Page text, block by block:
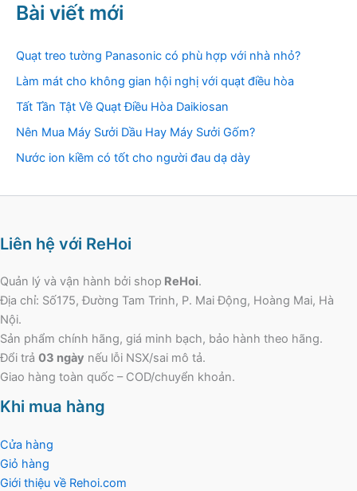
Bài viết mới
Quạt treo tường Panasonic có phù hợp với nhà nhỏ?
Làm mát cho không gian hội nghị với quạt điều hòa
Tất Tần Tật Về Quạt Điều Hòa Daikiosan
Nên Mua Máy Sưởi Dầu Hay Máy Sưởi Gốm?
Nước ion kiềm có tốt cho người đau dạ dày
Liên hệ với ReHoi
Quản lý và vận hành bởi shop ReHoi.
Địa chỉ: Số175, Đường Tam Trinh, P. Mai Động, Hoàng Mai, Hà
Nội.
Sản phẩm chính hãng, giá minh bạch, bảo hành theo hãng.
Đổi trả 03 ngày nếu lỗi NSX/sai mô tả.
Giao hàng toàn quốc – COD/chuyển khoản.
Khi mua hàng
Cửa hàng
Giỏ hàng
Giới thiệu về Rehoi.com